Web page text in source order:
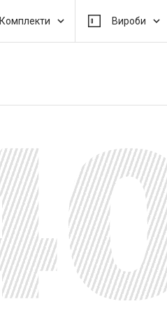
Комплекти Вироби